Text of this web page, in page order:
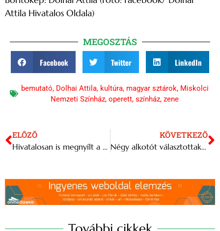
Attila Hivatalos Oldala)
MEGOSZTÁS
Facebook Twitter LinkedIn
bemutató, Dolhai Attila, kultúra, magyar sztárok, Miskolci
Nemzeti Színház, operett, színház, zene
ELŐZŐ
Hivatalosan is megnyílt a kairói Nagy Egyiptomi Múzeum
KÖVETKEZŐ
Négy alkotót választottak idén a nemzet művészének